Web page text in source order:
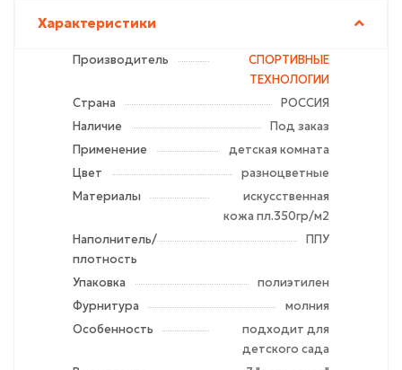
Характеристики
Производитель
СПОРТИВНЫЕ
ТЕХНОЛОГИИ
Страна
РОССИЯ
Наличие
Под заказ
Применение
детская комната
Цвет
разноцветные
Материалы
искусственная
кожа пл.350гр/м2
Наполнитель/
плотность
ППУ
Упаковка
полиэтилен
Фурнитура
молния
Особенность
подходит для
детского сада